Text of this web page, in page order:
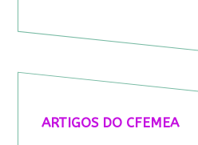
ARTIGOS DO CFEMEA